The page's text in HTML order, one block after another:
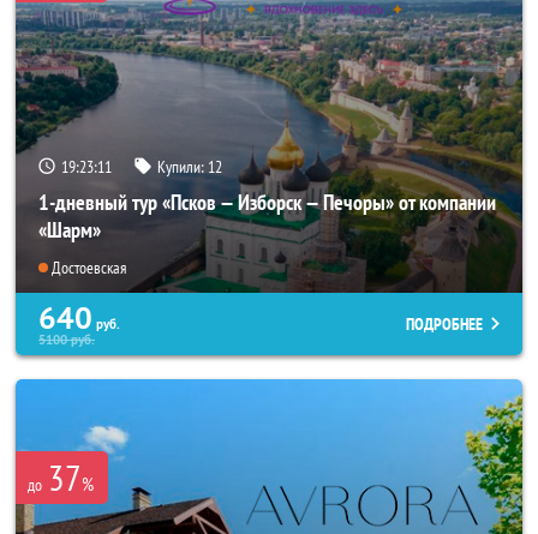
19:23:07 Купили: 12
1-дневный тур «Псков — Изборск — Печоры» от компании
«Шарм»
Достоевская
640 руб.
5100руб.
ПОДРОБНЕЕ
до 37%